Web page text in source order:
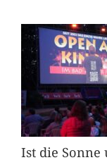
Ist die Sonne